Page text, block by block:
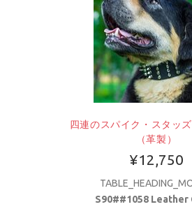
四連のスパイク・スタッ
（革製）
¥12,750
S90##1058 Leather